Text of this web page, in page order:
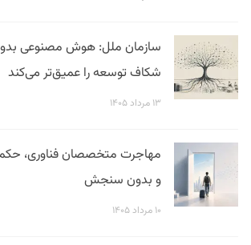
سازمان ملل: هوش مصنوعی
شکاف توسعه را عمیق‌تر می‌کند
۱۳ مرداد ۱۴۰۵
مهاجرت متخصصان فناوری،
و بدون سنجش
۱۰ مرداد ۱۴۰۵